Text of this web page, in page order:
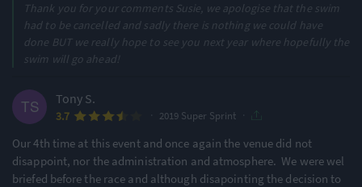
Thank you for your comments Susie, we apologise that the swim
had to be cancelled and sadly there is nothing we could have
done BUT we really hope to see you next year where hopefully the
swim will go ahead!
Tony S.
3.7 2019 Super Sprint
Our 4th time at this event and once again the venue did not
disappoint, nor the administration and atmosphere. We were wel
briefed before the race and although disapointing the decision to